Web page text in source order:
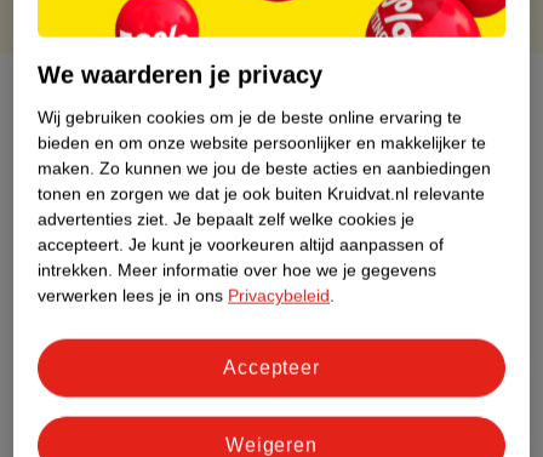
Over dit product
Productinformatie
Etiketinformatie
Nature Impact Score
Meer informatie
We waarderen je privacy
Wij gebruiken cookies om je de beste online ervaring te
bieden en om onze website persoonlijker en makkelijker te
maken. Zo kunnen we jou de beste acties en aanbiedingen
tonen en zorgen we dat je ook buiten Kruidvat.nl relevante
advertenties ziet. Je bepaalt zelf welke cookies je
accepteert. Je kunt je voorkeuren altijd aanpassen of
intrekken. Meer informatie over hoe we je gegevens
verwerken lees je in ons Privacybeleid.
Weigeren
Accepteer